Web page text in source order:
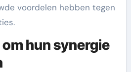
voordelen hebben tegen
hun synergie